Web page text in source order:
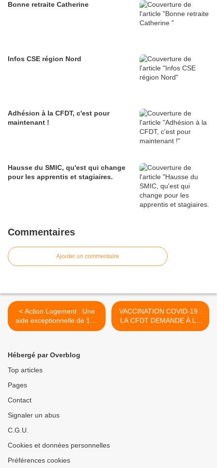
Bonne retraite Catherine
Infos CSE région Nord
Adhésion à la CFDT, c'est pour
maintenant !
Hausse du SMIC, qu'est qui change
pour les apprentis et stagiaires.
Commentaires
Ajouter un commentaire
< Action Logement : Une
aide exceptionnelle de 150
€ par mois renouvelable,
VACCINATION COVID‐19 :
LA CFDT DEMANDE À LA
DIRECTION D’ANTICIPER.
Hébergé par Overblog
Top articles
Pages
Contact
Signaler un abus
C.G.U.
Cookies et données personnelles
Préférences cookies